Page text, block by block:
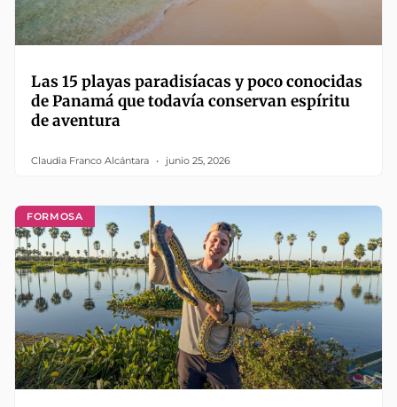
Las 15 playas paradisíacas y poco conocidas
de Panamá que todavía conservan espíritu
de aventura
Claudia Franco Alcántara junio 25, 2026
FORMOSA